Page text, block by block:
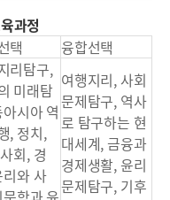
과정
택 융합선택
리탐구,
미래탐
시아 역
, 정치,
회, 경
리와 사
여행지리, 사회
문제탐구, 역사
로 탐구하는 현
대세계, 금융과
경제생활, 윤리
문제탐구, 기후